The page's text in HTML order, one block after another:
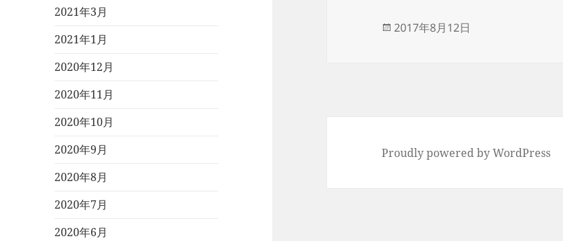
2021年3月
2021年1月
2020年12月
2020年11月
2020年10月
2020年9月
2020年8月
2020年7月
2020年6月
投
2017年8月12日
Proudly powered by WordPress